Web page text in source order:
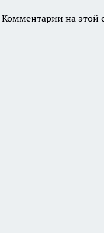
Комментарии на этой